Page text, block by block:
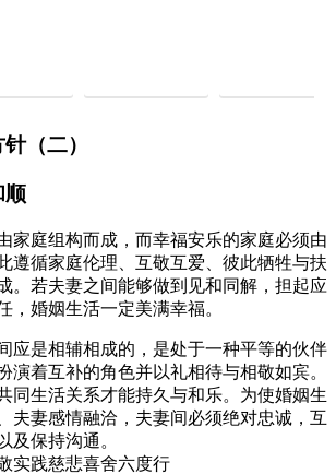
（二）
顺
家庭组构而成，而幸福安乐的家庭必须由
遵循家庭伦理、互敬互爱、彼此牺牲与扶
。若夫妻之间能够做到见和同解，担起应
，婚姻生活一定美满幸福。
应是相辅相成的，是处于一种平等的伙伴
演着互补的角色并以礼相待与相敬如宾。
同生活关系才能持久与和乐。为使婚姻生
夫妻感情融洽，夫妻间必须绝对忠诚，互
及保持沟通。
实践慈悲喜舍六度行